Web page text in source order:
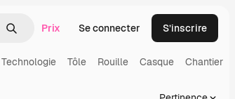
par image
Rechercher
Prix Se connecter S’inscrire
Technologie Tôle Rouille Casque Chantier